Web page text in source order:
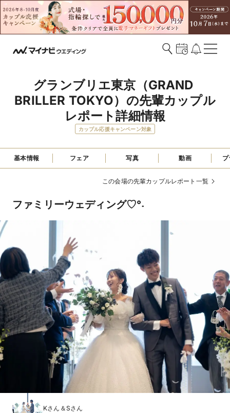
グランブリエ東京（GRAND
BRILLER TOKYO）の先輩カップル
レポート詳細情報
カップル応援キャンペーン対象
基本情報 フェア 写真 動画
この会場の先輩カップルレポート一覧
ファミリーウェディング♡°˖
Kさん＆Sさん